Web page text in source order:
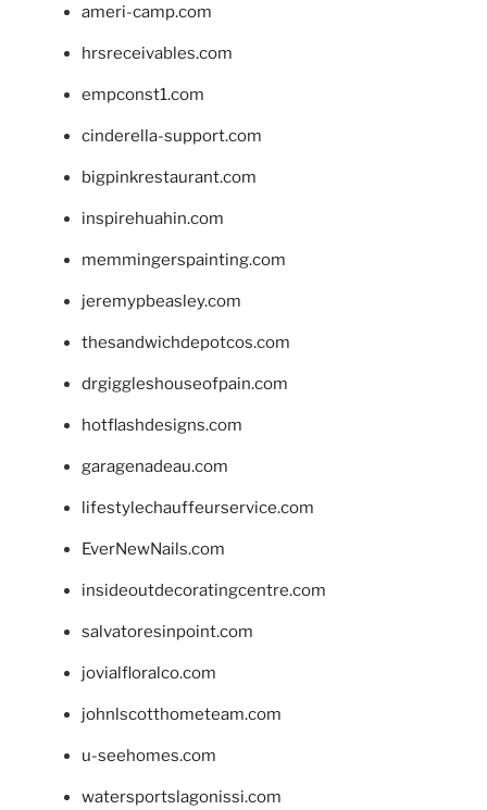
ameri-camp.com
hrsreceivables.com
empconst1.com
cinderella-support.com
bigpinkrestaurant.com
inspirehuahin.com
memmingerspainting.com
jeremypbeasley.com
thesandwichdepotcos.com
drgiggleshouseofpain.com
hotflashdesigns.com
garagenadeau.com
lifestylechauffeurservice.com
EverNewNails.com
insideoutdecoratingcentre.com
salvatoresinpoint.com
jovialfloralco.com
johnlscotthometeam.com
u-seehomes.com
watersportslagonissi.com